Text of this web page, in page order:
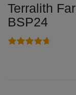
Terralith
BSP24